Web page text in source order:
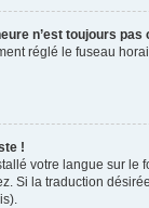
n’est toujours pas
réglé le fuseau
!
votre langue sur le
Si la traduction